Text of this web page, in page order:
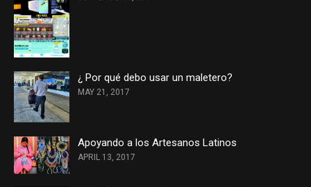
¿ Por qué debo usar un maletero?
MAY 21, 2017
Apoyando a los Artesanos Latinos
APRIL 13, 2017